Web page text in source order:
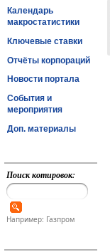
Календарь
макростатистики
Ключевые ставки
Отчёты корпораций
Новости портала
События и
мероприятия
Доп. материалы
Поиск котировок:
Например: Газпром